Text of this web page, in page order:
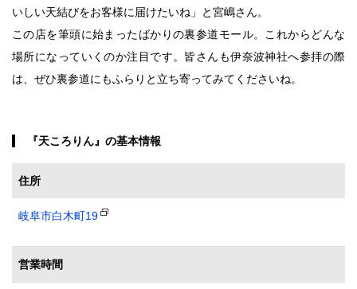
いしい天結びをお客様に届けたいね」と宮嶋さん。
この店を筆頭に始まったばかりの裏参道モール。これからどんな
場所になっていくのか注目です。皆さんも伊奈波神社へ参拝の際
は、ぜひ裏参道にもふらりと立ち寄ってみてくださいね。
『天ころりん』の基本情報
住所
岐阜市白木町19
営業時間